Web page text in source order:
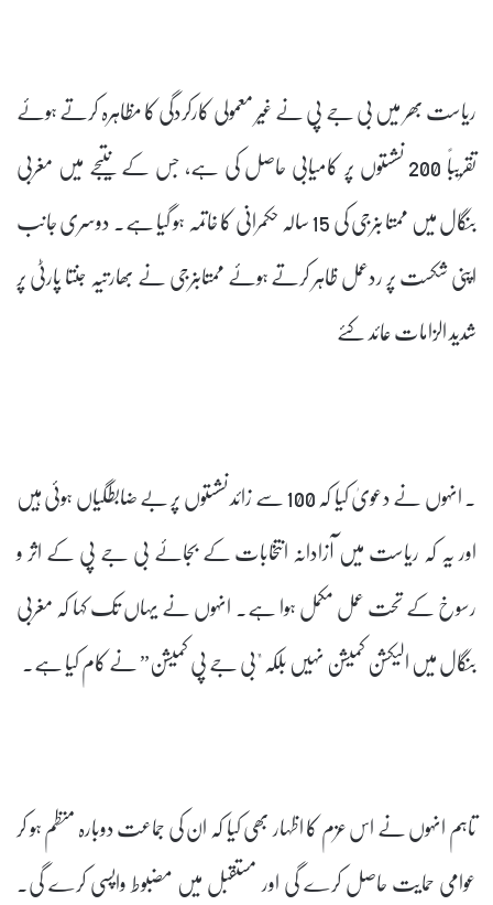
ریاست بھر میں بی جے پی نے غیر معمولی کارکردگی کا مظاہرہ کرتے ہوئے
تقریباً 200 نشستوں پر کامیابی حاصل کی ہے، جس کے نتیجے میں مغربی
بنگال میں ممتا بنرجی کی 15 سالہ حکمرانی کا خاتمہ ہو گیا ہے۔ دوسری جانب
اپنی شکست پر ردعمل ظاہر کرتے ہوئے ممتابنرجی نے بھارتیہ جنتا پارٹی پر
شدید الزامات عائد کئے
۔ انہوں نے دعویٰ کیا کہ 100 سے زائد نشستوں پر بے ضابطگیاں ہوئی ہیں
اور یہ کہ ریاست میں آزادانہ انتخابات کے بجائے بی جے پی کے اثر و
رسوخ کے تحت عمل مکمل ہوا ہے۔ انہوں نے یہاں تک کہا کہ مغربی
بنگال میں الیکشن کمیشن نہیں بلکہ "بی جے پی کمیشن” نے کام کیا ہے۔
تاہم انہوں نے اس عزم کا اظہار بھی کیا کہ ان کی جماعت دوبارہ منظم ہو کر
عوامی حمایت حاصل کرے گی اور مستقبل میں مضبوط واپسی کرے گی۔